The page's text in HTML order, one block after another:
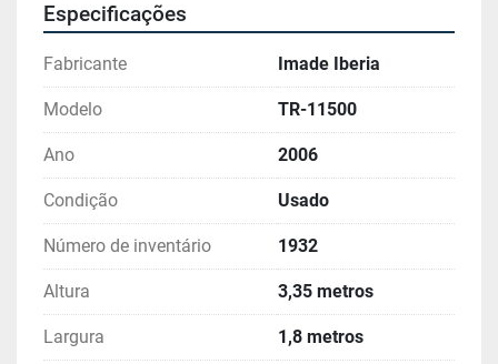
Especificações
Fabricante Imade Iberia
Modelo TR-11500
Ano 2006
Condição Usado
Número de inventário 1932
Altura 3,35 metros
Largura 1,8 metros